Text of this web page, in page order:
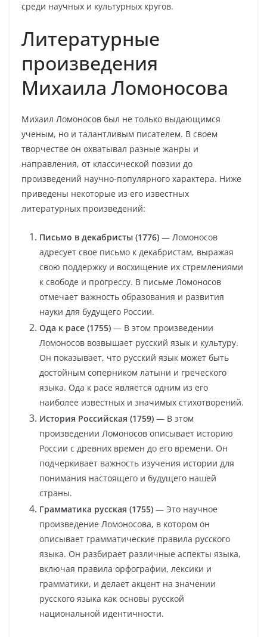
среди научных и культурных кругов.
Литературные
произведения
Михаила Ломоносова
Михаил Ломоносов был не только выдающимся
ученым, но и талантливым писателем. В своем
творчестве он охватывал разные жанры и
направления, от классической поэзии до
произведений научно-популярного характера. Ниже
приведены некоторые из его известных
литературных произведений:
Письмо в декабристы (1776) — Ломоносов
адресует свое письмо к декабристам, выражая
свою поддержку и восхищение их стремлениями
к свободе и прогрессу. В письме Ломоносов
отмечает важность образования и развития
науки для будущего России.
Ода к расе (1755) — В этом произведении
Ломоносов возвышает русский язык и культуру.
Он показывает, что русский язык может быть
достойным соперником латыни и греческого
языка. Ода к расе является одним из его
наиболее известных и значимых стихотворений.
История Российская (1759) — В этом
произведении Ломоносов описывает историю
России с древних времен до его времени. Он
подчеркивает важность изучения истории для
понимания настоящего и будущего нашей
страны.
Грамматика русская (1755) — Это научное
произведение Ломоносова, в котором он
описывает грамматические правила русского
языка. Он разбирает различные аспекты языка,
включая правила орфографии, лексики и
грамматики, и делает акцент на значении
русского языка как основы русской
национальной идентичности.